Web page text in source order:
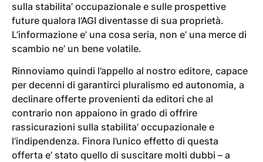
sulla stabilita’ occupazionale e sulle prospettive
future qualora l’AGI diventasse di sua proprietà.
L’informazione e’ una cosa seria, non e’ una merce di
scambio ne’ un bene volatile.
Rinnoviamo quindi l’appello al nostro editore, capace
per decenni di garantirci pluralismo ed autonomia, a
declinare offerte provenienti da editori che al
contrario non appaiono in grado di offrire
rassicurazioni sulla stabilita’ occupazionale e
l’indipendenza. Finora l’unico effetto di questa
offerta e’ stato quello di suscitare molti dubbi – a